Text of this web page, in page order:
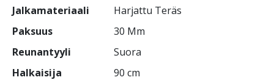
Jalkamateriaali
Harjattu Teräs
Paksuus
30 Mm
Reunantyyli
Suora
Halkaisija
90 cm